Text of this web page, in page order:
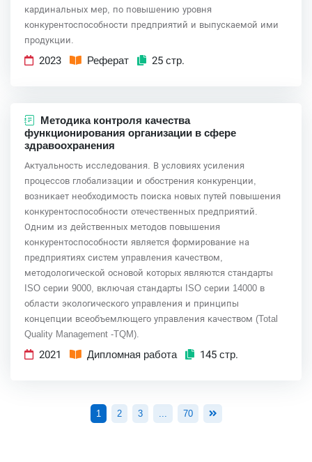
кардинальных мер, по повышению уровня
конкурентоспособности предприятий и выпускаемой ими
продукции.
2023 Реферат 25 стр.
Методика контроля качества
функционирования организации в сфере
здравоохранения
Актуальность исследования. В условиях усиления
процессов глобализации и обострения конкуренции,
возникает необходимость поиска новых путей повышения
конкурентоспособности отечественных предприятий.
Одним из действенных методов повышения
конкурентоспособности является формирование на
предприятиях систем управления качеством,
методологической основой которых являются стандарты
ISO серии 9000, включая стандарты ISO серии 14000 в
области экологического управления и принципы
концепции всеобъемлющего управления качеством (Total
Quality Management -TQM).
2021 Дипломная работа 145 стр.
1 2 3 70